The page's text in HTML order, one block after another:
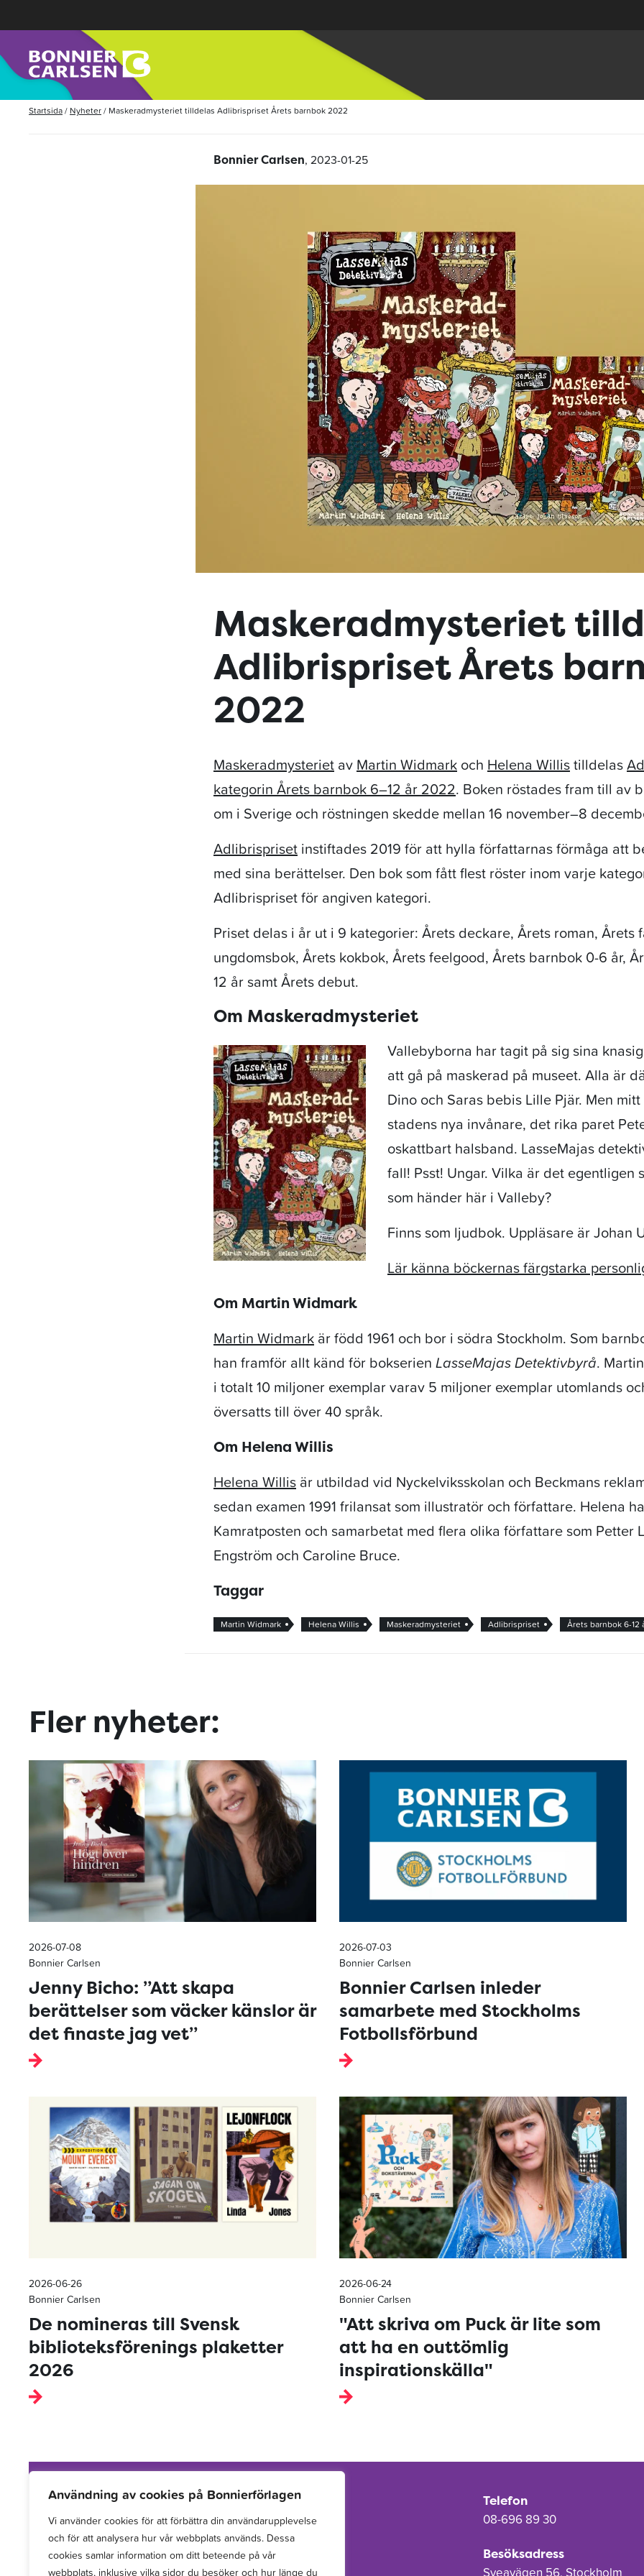
Användning av cookies på Bonnierförlagen
Vi använder cookies för att förbättra din användarupplevelse
och för att analysera hur vår webbplats används. Dessa
cookies samlar information om ditt beteende på vår
webbplats, inklusive vilka sidor du besöker och hur länge du
Startsida/ Nyheter/ Maskeradmysteriet tilldelas Adlibrispriset Årets barnbok 2022
Bonnier Carlsen, 2023-01-25
Maskeradmysteriet
Adlibrispriset Årets
2022
Maskeradmysteriet avMartin Widmark och Helena Willistilldelas
kategorin Årets barnbok 6–12 år 2022. Boken röstades fram till av
om i Sverige och röstningen skedde mellan 16 november–8
Adlibrispriset instiftades 2019 för att hylla författarnas förmåga att
med sina berättelser. Den bok som fått flest röster inom varje
Adlibrispriset för angiven kategori.
Priset delas i år ut i 9 kategorier: Årets deckare, Årets roman, Årets
ungdomsbok, Årets kokbok, Åretsfeelgood, Årets barnbok 0-6 år,
12 år samt Årets debut.
Om Maskeradmysteriet
Vallebyborna har tagit på sig sina
att gå på maskerad på museet. Alla är
Dino och Saras bebis Lille Pjär. Men
stadens nya invånare, det rika paret
oskattbart halsband. LasseMajas
fall! Psst! Ungar. Vilka är det egentligen
som händer här i Valleby?
Finns som ljudbok. Uppläsare är Johan
Lär känna böckernas färgstarka
Om Martin Widmark
Martin Widmark är född 1961 och bor i södra Stockholm. Som
han framför allt känd för bokserien LasseMajas Detektivbyrå.
i totalt 10 miljoner exemplar varav 5 miljoner exemplar utomlands
översatts till över 40 språk.
Om Helena Willis
Helena Willis är utbildad vid Nyckelviksskolan och Beckmans
sedan examen 1991 frilansat som illustratör och författare. Helena
Kamratposten och samarbetat med flera olika författare som Petter
Engström och Caroline Bruce.
Taggar
Martin Widmark Helena Willis Maskeradmysteriet Adlibrispriset Årets barnbok 6-12
Fler nyheter:
2026-07-08
Bonnier Carlsen
Jenny Bicho: ”Att skapa
berättelser som väcker känslor är
det finaste jag vet”
2026-07-03
Bonnier Carlsen
Bonnier Carlsen inleder
samarbete med Stockholms
Fotbollsförbund
2026-06-26
Bonnier Carlsen
De nomineras till Svensk
biblioteksförenings plaketter
2026
2026-06-24
Bonnier Carlsen
"Att skriva om Puck är lite som
att ha en outtömlig
inspirationskälla"
Vi arbetar med att hitta, utveckla, publicera och
sprida berättelser för barn och unga.
Telefon
08-696 89 30
Besöksadress